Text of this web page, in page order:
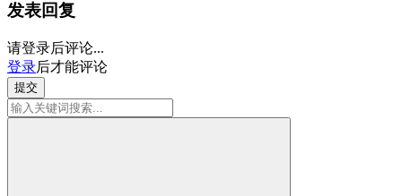
发表回复
请登录后评论...
登录后才能评论
提交